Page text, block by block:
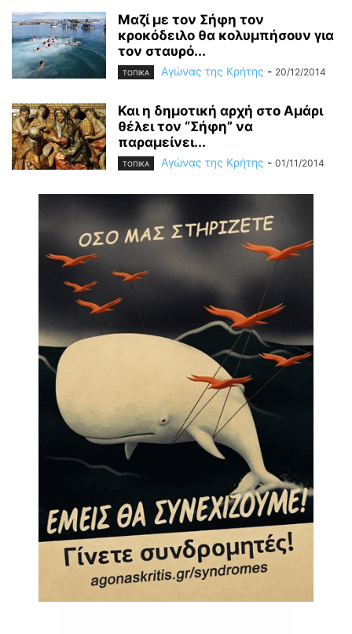
Μαζί με τον Σήφη τον
κροκόδειλο θα κολυμπήσουν για
τον σταυρό...
ΤΟΠΙΚΑ Αγώνας της Κρήτης - 20/12/2014
Και η δημοτική αρχή στο Αμάρι
θέλει τον “Σήφη” να
παραμείνει...
ΤΟΠΙΚΑ Αγώνας της Κρήτης - 01/11/2014